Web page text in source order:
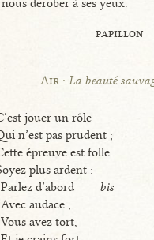
nous dérober à ses yeux.
papillon
Air : La beauté
jouer un rôle
n’est pas prudent ;
épreuve est folle.
plus ardent :
Parlez d’abord
bis
Avec audace ;
Vous avez tort,